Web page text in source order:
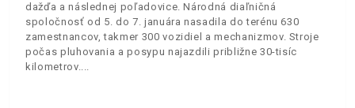
dažďa a následnej poľadovice. Národná diaľničná
spoločnosť od 5. do 7. januára nasadila do terénu 630
zamestnancov, takmer 300 vozidiel a mechanizmov. Stroje
počas pluhovania a posypu najazdili približne 30-tisíc
kilometrov.